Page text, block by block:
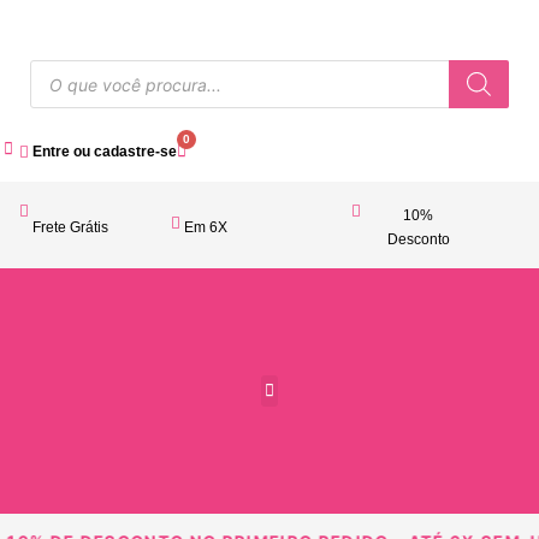
Entre ou cadastre-se
0
Frete Grátis Em 6X
10%
Desconto